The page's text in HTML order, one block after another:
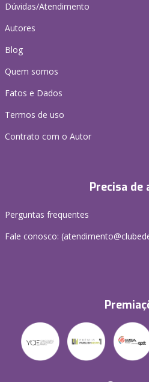
Dúvidas/Atendimento
Autores
Blog
Quem somos
Fatos e Dados
Termos de uso
Contrato com o Autor
Precisa de
Perguntas frequentes
Fale conosco: